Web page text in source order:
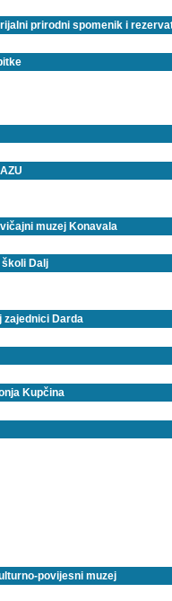
prirodni spomenik i
muzej Konavala
Dalj
zajednici Darda
Kupčina
povijesni muzej